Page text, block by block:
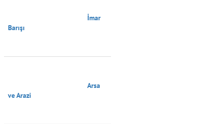
Barışı
ve Arazi